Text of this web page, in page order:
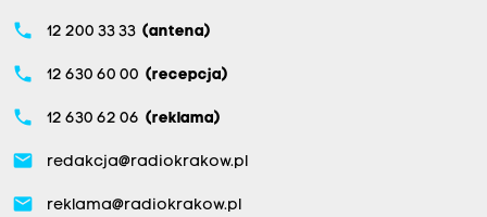
phone 12 200 33 33 (antena)
phone 12 630 60 00 (recepcja)
phone 12 630 62 06 (reklama)
email redakcja@radiokrakow.pl
email reklama@radiokrakow.pl